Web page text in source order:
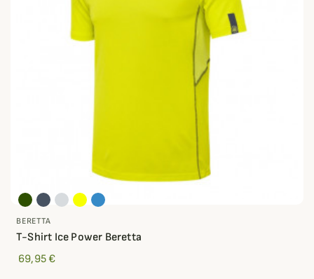
BERETTA
T-Shirt Ice Power Beretta
69,95 €